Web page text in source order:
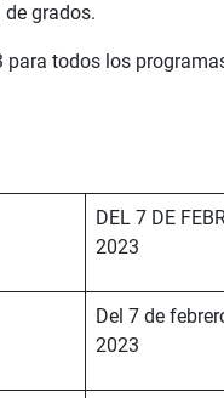
grados.
para todos los
DEL 7 DE
2023
Del 7 de
2023